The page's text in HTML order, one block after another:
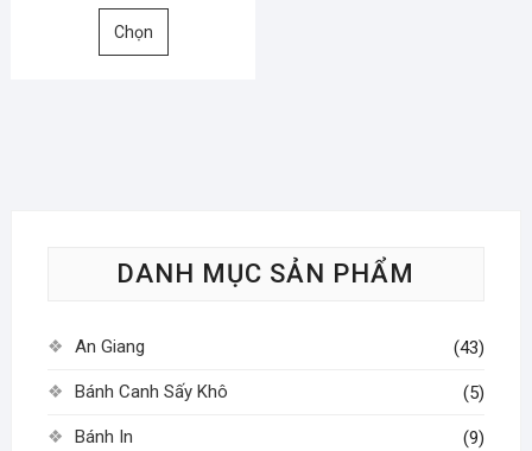
Chọn
Sản
chọn
chọn
DANH MỤC SẢN PHẨM
An Giang (43)
Bánh Canh Sấy Khô (5)
Bánh In (9)